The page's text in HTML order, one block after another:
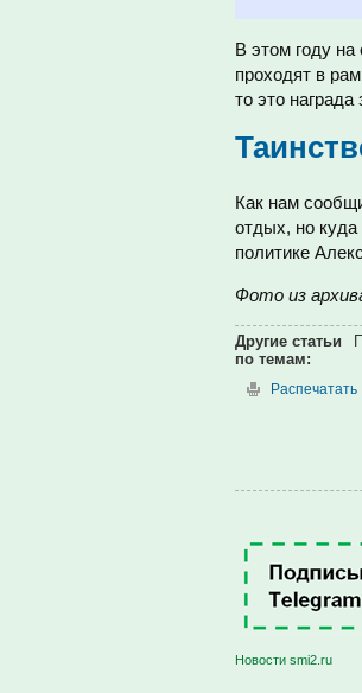
В этом году на
проходят в
то это
Как нам
отдых, но куда
политике
Фото из
Другие статьи
по темам:
Распечатать
Новости smi2.ru